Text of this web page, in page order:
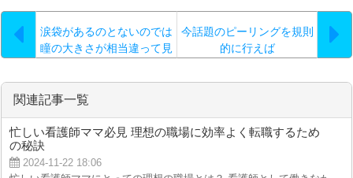
涙袋があるのとないのでは
瞳の大きさが相当違って見
今話題のピーリングを規則
的に行えば
関連記事一覧
忙しい看護師ママ必見 理想の職場に効率よく転職するため
の秘訣
2024-11-22 18:06